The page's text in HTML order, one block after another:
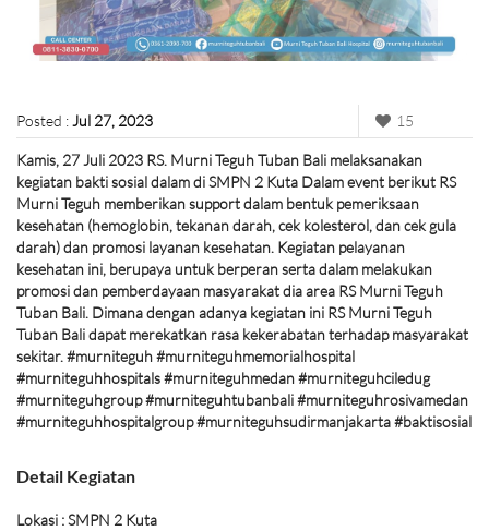
Posted :Jul 27, 2023 15
Kamis, 27 Juli 2023 RS. Murni Teguh Tuban Bali melaksanakan
kegiatan bakti sosial dalam di SMPN 2 Kuta Dalam event berikut RS
Murni Teguh memberikan support dalam bentuk pemeriksaan
kesehatan (hemoglobin, tekanan darah, cek kolesterol, dan cek gula
darah) dan promosi layanan kesehatan. Kegiatan pelayanan
kesehatan ini, berupaya untuk berperan serta dalam melakukan
promosi dan pemberdayaan masyarakat dia area RS Murni Teguh
Tuban Bali. Dimana dengan adanya kegiatan ini RS Murni Teguh
Tuban Bali dapat merekatkan rasa kekerabatan terhadap masyarakat
sekitar. #murniteguh #murniteguhmemorialhospital
#murniteguhhospitals #murniteguhmedan #murniteguhciledug
#murniteguhgroup #murniteguhtubanbali #murniteguhrosivamedan
#murniteguhhospitalgroup #murniteguhsudirmanjakarta #baktisosial
Detail Kegiatan
Lokasi : SMPN 2 Kuta